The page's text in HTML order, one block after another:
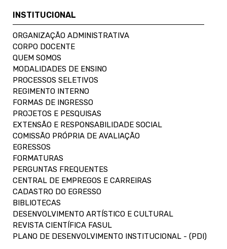
INSTITUCIONAL
ORGANIZAÇÃO ADMINISTRATIVA
CORPO DOCENTE
QUEM SOMOS
MODALIDADES DE ENSINO
PROCESSOS SELETIVOS
REGIMENTO INTERNO
FORMAS DE INGRESSO
PROJETOS E PESQUISAS
EXTENSÃO E RESPONSABILIDADE SOCIAL
COMISSÃO PRÓPRIA DE AVALIAÇÃO
EGRESSOS
FORMATURAS
PERGUNTAS FREQUENTES
CENTRAL DE EMPREGOS E CARREIRAS
CADASTRO DO EGRESSO
BIBLIOTECAS
DESENVOLVIMENTO ARTÍSTICO E CULTURAL
REVISTA CIENTÍFICA FASUL
PLANO DE DESENVOLVIMENTO INSTITUCIONAL - (PDI)